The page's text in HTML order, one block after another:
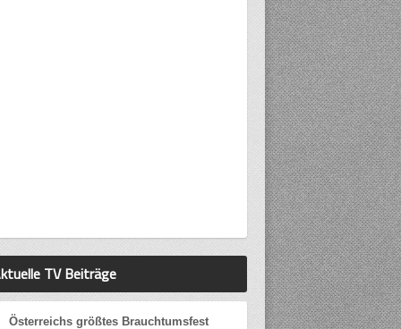
TV Beiträge
Österreichs größtes Brauchtumsfest